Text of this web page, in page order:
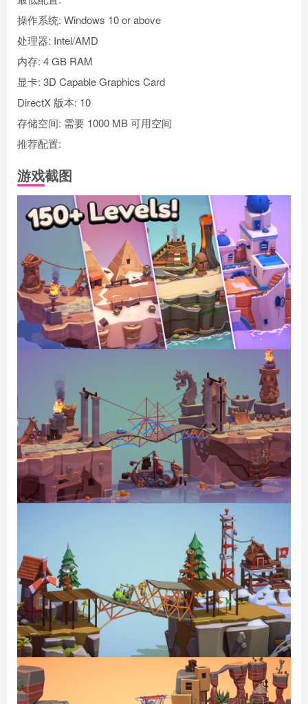
操作系统: Windows 10 or above
处理器: Intel/AMD
内存: 4 GB RAM
显卡: 3D Capable Graphics Card
DirectX 版本: 10
存储空间: 需要 1000 MB 可用空间
推荐配置:
游戏截图